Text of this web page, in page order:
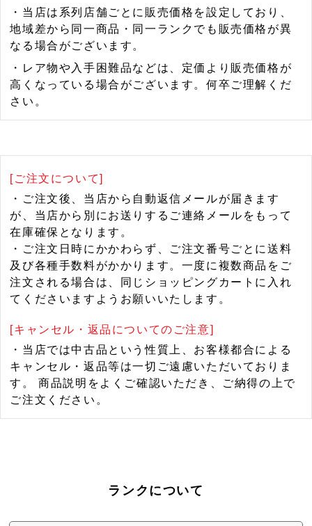
・当店は系列店舗ごとに販売価格を設定しており、
地域差から同一商品・同一ランクでも販売価格が異
なる場合がございます。
・レア物や入手困難品などは、定価より販売価格が
高くなっている場合がございます。何卒ご理解くだ
さい。
[ご注文について]
・ご注文後、当店から自動返信メールが届きます
が、当店から別にお送りするご連絡メールをもって
在庫確保となります。
・ご注文日時にかかわらず、ご注文番号ごとに送料
及び各種手数料がかかります。一度に複数商品をご
注文される場合は、同じショッピングカートに入れ
てくださいますようお願いいたします。
[キャンセル・返品についてのご注意]
・当店では中古品という性質上、お客様都合による
キャンセル・返品等は一切ご遠慮いただいておりま
す。 商品説明をよくご確認いただき、ご納得の上で
ご注文ください。
ランクについて